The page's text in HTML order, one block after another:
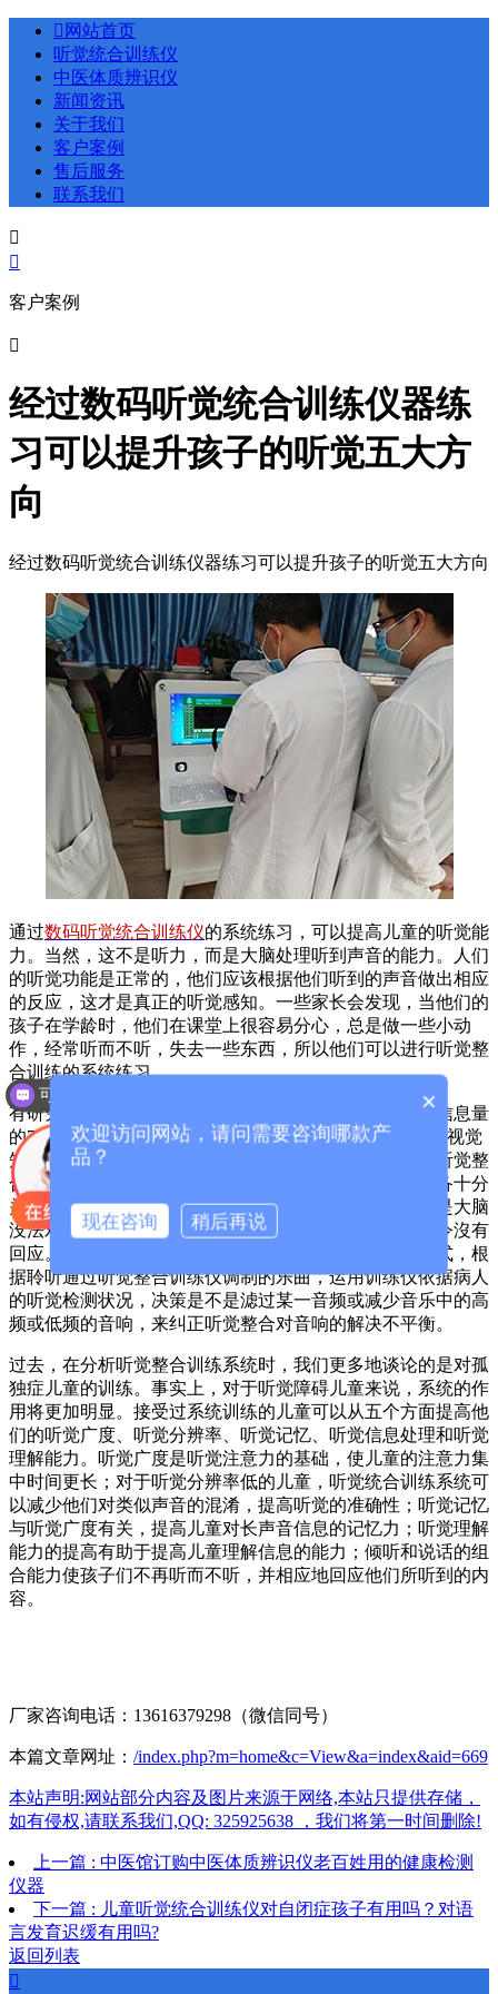
 网站首页
听觉统合训练仪
中医体质辨识仪
新闻资讯
关于我们
客户案例
售后服务
联系我们


客户案例

经过数码听觉统合训练仪器练
习可以提升孩子的听觉五大方
向
经过数码听觉统合训练仪器练习可以提升孩子的听觉五大方向
通过数码听觉统合训练仪的系统练习，可以提高儿童的听觉能
力。当然，这不是听力，而是大脑处理听到声音的能力。人们
的听觉功能是正常的，他们应该根据他们听到的声音做出相应
的反应，这才是真正的听觉感知。一些家长会发现，当他们的
孩子在学龄时，他们在课堂上很容易分心，总是做一些小动
作，经常听而不听，失去一些东西，所以他们可以进行听觉整
合训练的系统练习。
有研究表明，中学课堂教学来源于听觉频道的信息占总信息量
的70%上下，小学生听觉占50%，因此听觉知识是仅次于视觉
知识的另一个获得知识的关键频道。感觉整合能力中，听觉整
合知识是关键的一部分，对小孩学习能力的发展趋势具备十分
关键的功效，听觉整合能力出现异常并不是听不到，只是大脑
没法对听到的声音作出解决，因此小孩也就对听到的指令沒有
回应。听觉整合训练系统归属于一种独特的音乐治疗方式，根
据聆听通过听觉整合训练仪调制的乐曲，运用训练仪依据病人
的听觉检测状况，决策是不是滤过某一音频或减少音乐中的高
频或低频的音响，来纠正听觉整合对音响的解决不平衡。
过去，在分析听觉整合训练系统时，我们更多地谈论的是对孤
独症儿童的训练。事实上，对于听觉障碍儿童来说，系统的作
用将更加明显。接受过系统训练的儿童可以从五个方面提高他
们的听觉广度、听觉分辨率、听觉记忆、听觉信息处理和听觉
理解能力。听觉广度是听觉注意力的基础，使儿童的注意力集
中时间更长；对于听觉分辨率低的儿童，听觉统合训练系统可
以减少他们对类似声音的混淆，提高听觉的准确性；听觉记忆
与听觉广度有关，提高儿童对长声音信息的记忆力；听觉理解
能力的提高有助于提高儿童理解信息的能力；倾听和说话的组
合能力使孩子们不再听而不听，并相应地回应他们所听到的内
容。
厂家咨询电话：13616379298（微信同号）
本篇文章网址： /index.php?m=home&c=View&a=index&aid=669
本站声明:网站部分内容及图片来源于网络,本站只提供存储，
如有侵权,请联系我们,QQ: 325925638 ，我们将第一时间删除!
上一篇 : 中医馆订购中医体质辨识仪老百姓用的健康检测
仪器
下一篇 : 儿童听觉统合训练仪对自闭症孩子有用吗？对语
言发育迟缓有用吗?
返回列表

×
欢迎访问网站，请问需要咨询哪款产
品？
现在咨询 稍后再说